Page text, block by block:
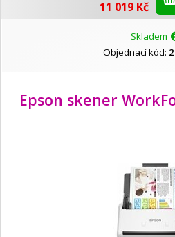
11 019 Kč
Skladem
Objednací kód: